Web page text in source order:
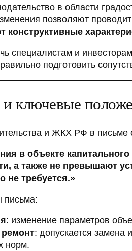
в области
позволяют
конструктивные
специалистам и
подготовить
и ключевые
и ЖКХ РФ в письме
в объекте
а также не превышают
не требуется.»
письма:
: изменение параметров
: допускается замена
норм.